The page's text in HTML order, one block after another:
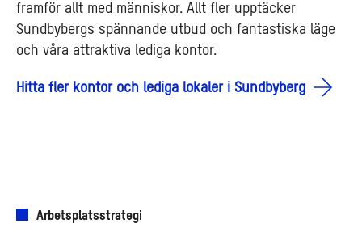
framför allt med människor. Allt fler upptäcker
Sundbybergs spännande utbud och fantastiska läge
och våra attraktiva lediga kontor.
Hitta fler kontor och lediga lokaler i Sundbyberg
Arbetsplatsstrategi